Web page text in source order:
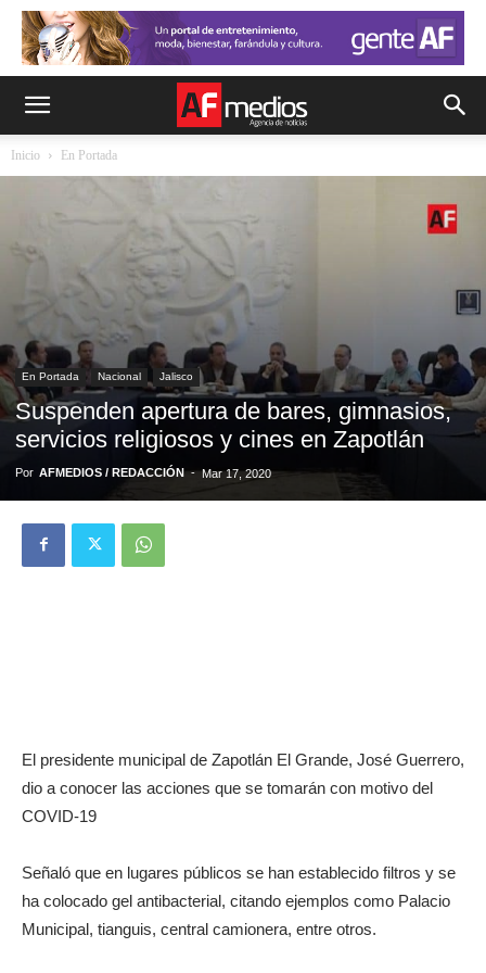
Inicio En Portada
En Portada Nacional Jalisco
Suspenden apertura de bares, gimnasios,
servicios religiosos y cines en Zapotlán
Por AFMEDIOS / REDACCIÓN - Mar 17, 2020
El presidente municipal de Zapotlán El Grande, José Guerrero,
dio a conocer las acciones que se tomarán con motivo del
COVID-19
Señaló que en lugares públicos se han establecido filtros y se
ha colocado gel antibacterial, citando ejemplos como Palacio
Municipal, tianguis, central camionera, entre otros.